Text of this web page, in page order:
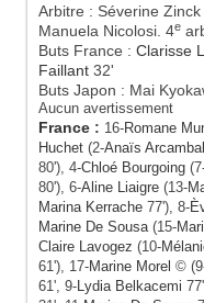
Arbitre : Séverine
Manuela Nicolosi. 4e
Buts France : Clarisse
Faillant 32'
Buts Japon : Mai
Aucun avertissement
France : 16-Romane
Huchet (2-Anaïs Arcambal
80'), 4-Chloé Bourgoing
80'), 6-Aline Liaigre (13-
Marina Kerrache 77'), 8-
Marine De Sousa(15-
Claire Lavogez (10-
61'), 17-Marine Morel ©
61', 9-Lydia Belkacemi